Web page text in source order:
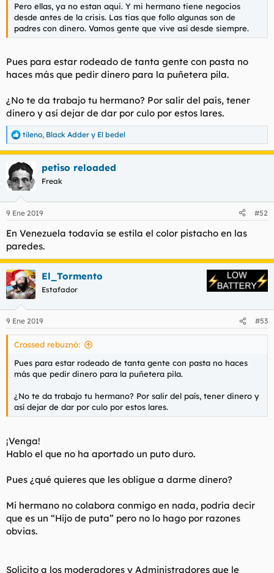
e
m
a
Pero ellas, ya no estan aqui. Y mi hermano tiene negocios
desde antes de la crisis. Las tias que follo algunas son de
padres con dinero. Vamos gente que vive así desde siempre.
Pues para estar rodeado de tanta gente con pasta no
haces más que pedir dinero para la puñetera pila.
¿No te da trabajo tu hermano? Por salir del país, tener
dinero y así dejar de dar por culo por estos lares.
R
e
a
c
c
i
e
:
tileno, Black Adder y El bedel
petiso reloaded
Freak
9 Ene 2019 #52
En Venezuela todavía se estila el color pistacho en las
paredes.
El_Tormento
Estafador
9 Ene 2019 #53
Crossed rebuznó:
Pues para estar rodeado de tanta gente con pasta no haces
más que pedir dinero para la puñetera pila.
¿No te da trabajo tu hermano? Por salir del país, tener dinero y
así dejar de dar por culo por estos lares.
¡Venga!
Hablo el que no ha aportado un puto duro.
Pues ¿qué quieres que les obligue a darme dinero?
Mi hermano no colabora conmigo en nada, podría decir
que es un “Hijo de puta” pero no lo hago por razones
obvias.
Solicito a los moderadores y Administradores que le